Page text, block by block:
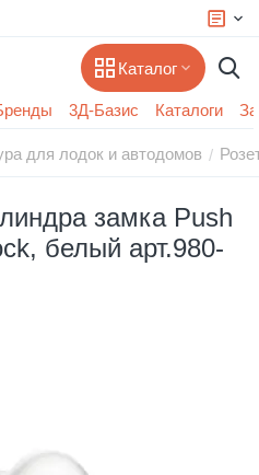
Каталог
3Д-Базис Каталоги
для лодок и автодомов /
замка Push
белый арт.980-